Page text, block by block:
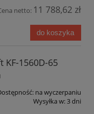
netto: 11 788,62 zł
do koszyka
KF-1560D-65
na wyczerpaniu
Wysyłka w:3 dni